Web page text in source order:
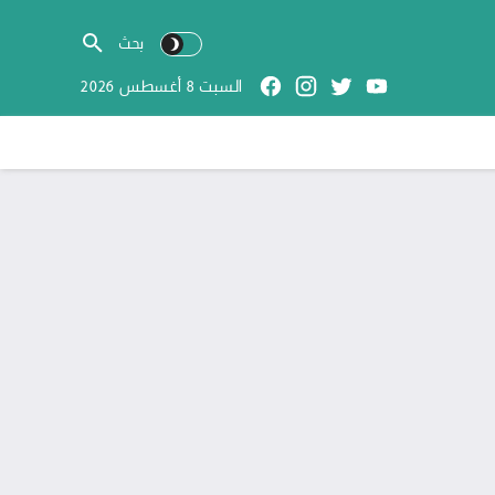
السبت 8 أغسطس 2026